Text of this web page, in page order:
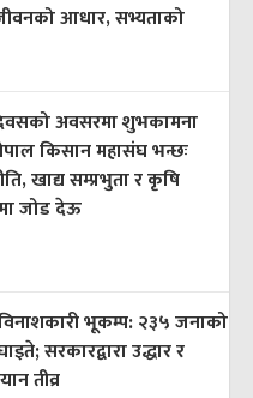
आधार, सभ्यताको
दिवसको अवसरमा शुभकामना
किसान महासंघ भन्छः
खाद्य सम्प्रभुता र कृषि
जोड देऊ
भूकम्प: २३५ जनाको
सरकारद्वारा उद्धार र
तीव्र